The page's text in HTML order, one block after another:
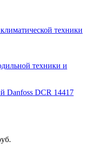
техники
техники и
Danfoss DCR 14417